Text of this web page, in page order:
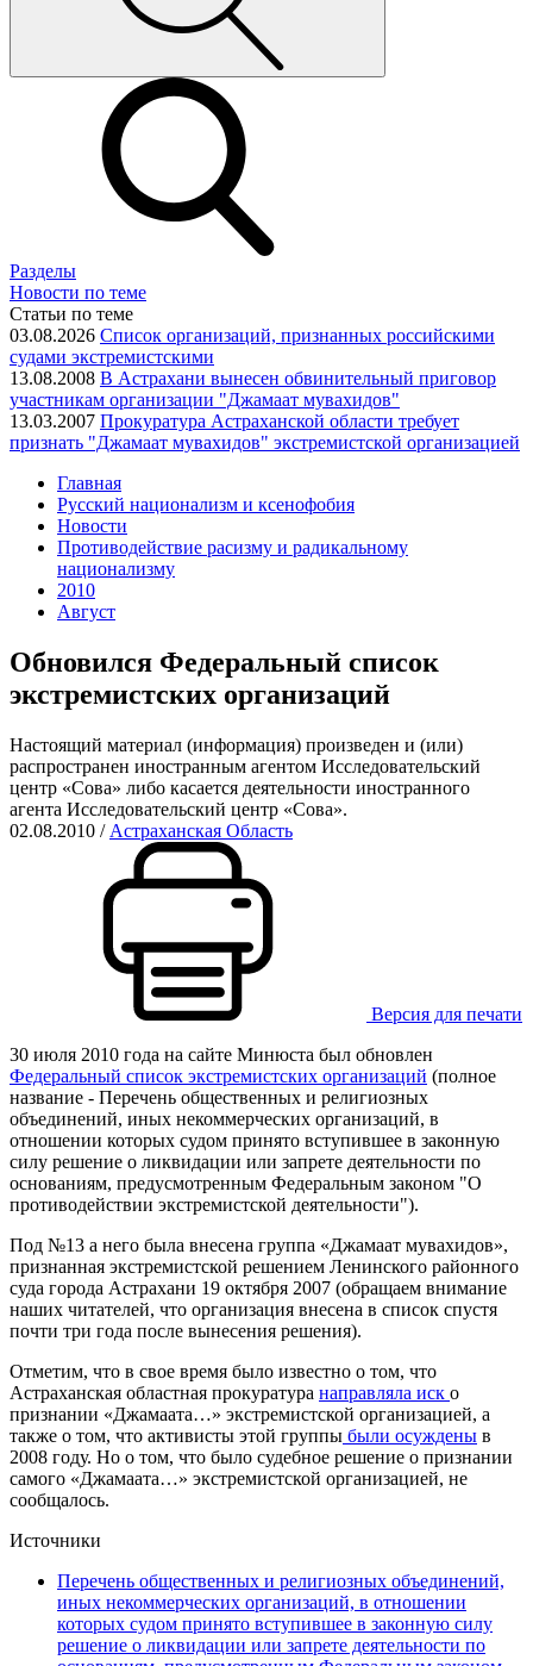
Разделы
Новости по теме
Статьи по теме
03.08.2026 Список организаций, признанных российскими
судами экстремистскими
13.08.2008 В Астрахани вынесен обвинительный приговор
участникам организации "Джамаат мувахидов"
13.03.2007 Прокуратура Астраханской области требует
признать "Джамаат мувахидов" экстремистской организацией
Главная
Русский национализм и ксенофобия
Новости
Противодействие расизму и радикальному
национализму
2010
Август
Обновился Федеральный список
экстремистских организаций
Настоящий материал (информация) произведен и (или)
распространен иностранным агентом Исследовательский
центр «Сова» либо касается деятельности иностранного
агента Исследовательский центр «Сова».
02.08.2010 / Астраханская Область
Версия для печати
30 июля 2010 года на сайте Минюста был обновлен
Федеральный список экстремистских организаций (полное
название - Перечень общественных и религиозных
объединений, иных некоммерческих организаций, в
отношении которых судом принято вступившее в законную
силу решение о ликвидации или запрете деятельности по
основаниям, предусмотренным Федеральным законом "О
противодействии экстремистской деятельности").
Под №13 а него была внесена группа «Джамаат мувахидов»,
признанная экстремистской решением Ленинского районного
суда города Астрахани 19 октября 2007 (обращаем внимание
наших читателей, что организация внесена в список спустя
почти три года после вынесения решения).
Отметим, что в свое время было известно о том, что
Астраханская областная прокуратура направляла иск о
признании «Джамаата…» экстремистской организацией, а
также о том, что активисты этой группы были осуждены в
2008 году. Но о том, что было судебное решение о признании
самого «Джамаата…» экстремистской организацией, не
сообщалось.
Источники
Перечень общественных и религиозных объединений,
иных некоммерческих организаций, в отношении
которых судом принято вступившее в законную силу
решение о ликвидации или запрете деятельности по